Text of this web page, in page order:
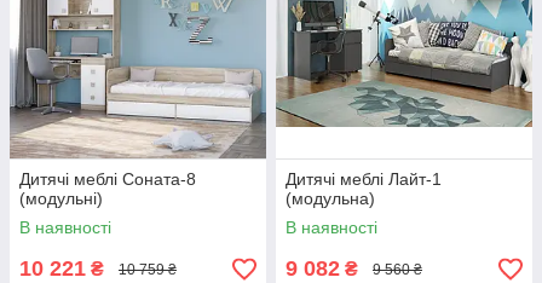
Дитячі меблі Соната-8
(модульні)
В наявності
10 221 ₴ 10 759 ₴
Дитячі меблі Лайт-1
(модульна)
В наявності
9 082 ₴ 9 560 ₴